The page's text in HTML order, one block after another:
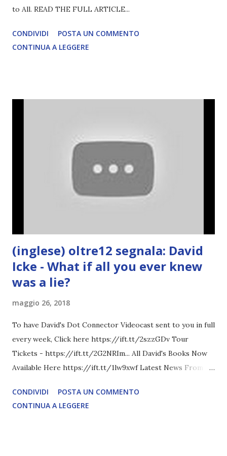
to All. READ THE FULL ARTICLE...
CONDIVIDI
POSTA UN COMMENTO
CONTINUA A LEGGERE
(inglese) oltre12 segnala: David
Icke - What if all you ever knew
was a lie?
maggio 26, 2018
To have David's Dot Connector Videocast sent to you in full
every week, Click here https://ift.tt/2szzGDv Tour
Tickets - https://ift.tt/2G2NRIm... All David's Books Now
Available Here https://ift.tt/1lw9xwf Latest News From
COMPLETO - fonte
CONDIVIDI
POSTA UN COMMENTO
CONTINUA A LEGGERE